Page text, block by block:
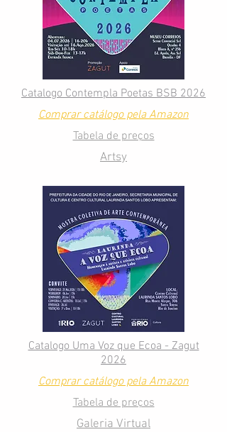
Catalogo Contempla Poetas BSB 2026
Comprar catálogo pela Amazon
Tabela de preços
Artsy
Catalogo Uma Voz que Ecoa - Zagut
2026
Comprar catálogo pela Amazon
Tabela de preços
Galeria Virtual